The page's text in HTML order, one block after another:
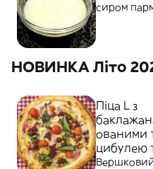
сиром
НОВИНКА Літо
Піца L з
ованими
цибулею